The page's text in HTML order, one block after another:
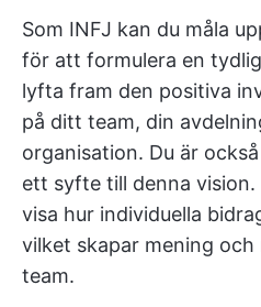
Som INFJ kan du måla
för att formulera en
lyfta fram den positiva
på ditt team, din
organisation. Du är
ett syfte till denna vision.
visa hur individuella
vilket skapar mening
team.